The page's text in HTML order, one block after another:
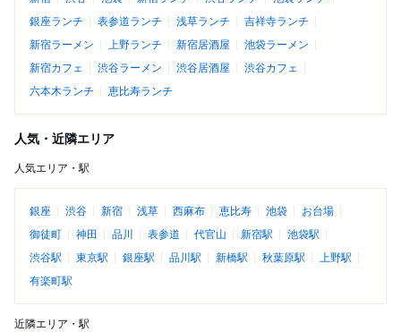
銀座ランチ
表参道ランチ 浅草ランチ
吉祥寺ランチ
新宿ラーメン
上野ランチ 新宿居酒屋
池袋ラーメン
新宿カフェ
渋谷ラーメン 渋谷居酒屋
渋谷カフェ
六本木ランチ
恵比寿ランチ
人気・近隣エリア
人気エリア・駅
銀座 渋谷 新宿 浅草 西麻布 恵比寿 池袋
お台場
御徒町
神田 品川 表参道 代官山 新宿駅
池袋駅
渋谷駅
東京駅 銀座駅 品川駅 新橋駅 秋葉原駅
上野駅
有楽町駅
近隣エリア・駅